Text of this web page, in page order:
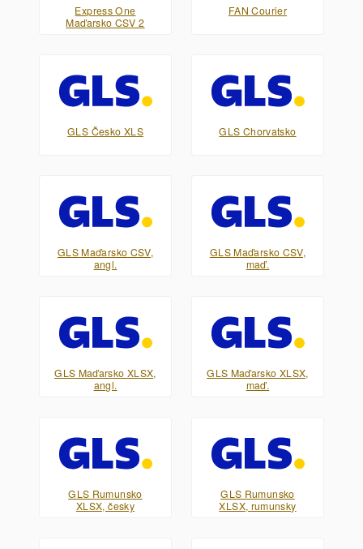
Express One
Maďarsko CSV 2
FAN Courier
GLS Česko XLS GLS Chorvatsko
GLS Maďarsko CSV,
angl.
GLS Maďarsko CSV,
maď.
GLS Maďarsko XLSX,
angl.
GLS Maďarsko XLSX,
maď.
GLS Rumunsko
XLSX, česky
GLS Rumunsko
XLSX, rumunsky